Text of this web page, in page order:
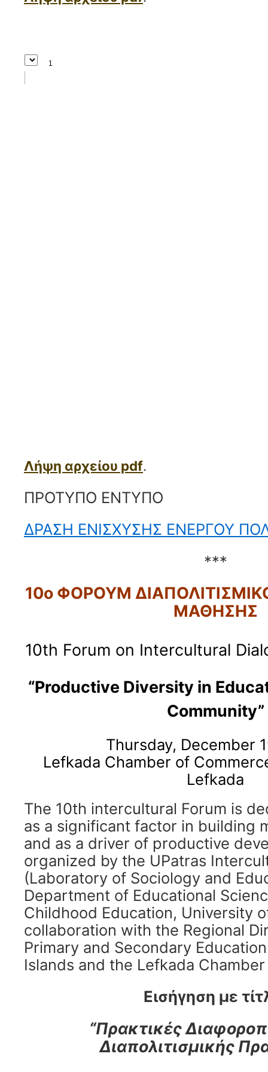
Λήψη αρχείου pdf.
ΠΡΟΤΥΠΟ ΕΝΤΥΠΟ
ΔΡΑΣΗ ΕΝΙΣΧΥΣΗΣ ΕΝΕΡΓΟΥ
***
10ο ΦΟΡΟΥΜ
ΜΑΘΗΣΗΣ
10th Forum on Intercultural
“Productive Diversity in
Community”
Thursday, December
Lefkada Chamber of
Lefkada
The 10th intercultural Forum is
as a significant factor in building
and as a driver of productive
organized by the UPatras
(Laboratory of Sociology and
Department of Educational
Childhood Education, University
collaboration with the Regional
Primary and Secondary
Islands and the Lefkada
Εισήγηση με
“Πρακτικές
Διαπολιτισμικής